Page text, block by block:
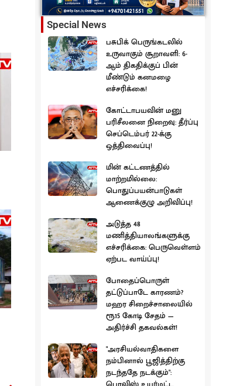
Special News
பசுபிக் பெருங்கடலில்
உருவாகும் சூறாவளி: 6-
ஆம் திகதிக்குப் பின்
மீண்டும் கனமழை
எச்சரிக்கை!
கோட்டாபயவின் மனு
பரிசீலனை நிறைவு: தீர்ப்பு
செப்டெம்பர் 22-க்கு
ஒத்திவைப்பு!
மின் கட்டணத்தில்
மாற்றமில்லை:
பொதுப்பயன்பாடுகள்
ஆணைக்குழு அறிவிப்பு!
அடுத்த 48
மணித்தியாலங்களுக்கு
எச்சரிக்கை: பெருவெள்ளம்
ஏற்பட வாய்ப்பு!
போதைப்பொருள்
தட்டுப்பாடே காரணம்?
மஹர சிறைச்சாலையில்
ரூ.15 கோடி சேதம் —
அதிர்ச்சி தகவல்கள்!
"அரசியல்வாதிகளை
நம்பினால் பூஜித்திற்கு
நடந்ததே நடக்கும்":